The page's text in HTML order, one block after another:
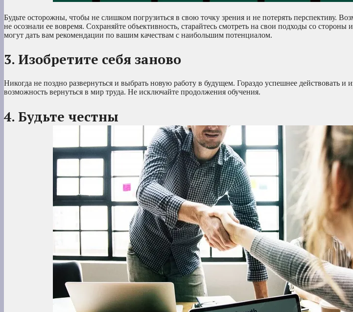
Будьте осторожны, чтобы не слишком погрузиться в свою точку зрения и не потерять перспективу.
не осознали ее вовремя. Сохраняйте объективность, старайтесь смотреть на свои подходы со
могут дать вам рекомендации по вашим качествам с наибольшим потенциалом.
3. Изобретите себя заново
Никогда не поздно развернуться и выбрать новую работу в будущем. Гораздо успешнее действовать и
возможность вернуться в мир труда. Не исключайте продолжения обучения.
4. Будьте честны